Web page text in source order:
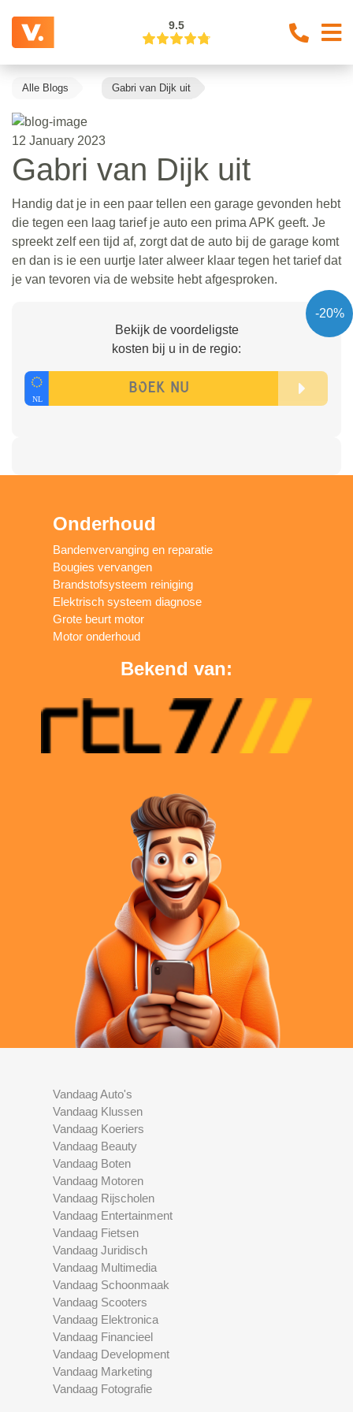
9.5
Alle Blogs Gabri van Dijk uit
12 January 2023
Gabri van Dijk uit
Handig dat je in een paar tellen een garage gevonden hebt
die tegen een laag tarief je auto een prima APK geeft. Je
spreekt zelf een tijd af, zorgt dat de auto bij de garage komt
en dan is ie een uurtje later alweer klaar tegen het tarief dat
je van tevoren via de website hebt afgesproken.
-20%
Bekijk de voordeligste
kosten bij u in de regio:
Onderhoud
Bandenvervanging en reparatie
Bougies vervangen
Brandstofsysteem reiniging
Elektrisch systeem diagnose
Grote beurt motor
Motor onderhoud
Bekend van:
Vandaag Auto's
Vandaag Klussen
Vandaag Koeriers
Vandaag Beauty
Vandaag Boten
Vandaag Motoren
Vandaag Rijscholen
Vandaag Entertainment
Vandaag Fietsen
Vandaag Juridisch
Vandaag Multimedia
Vandaag Schoonmaak
Vandaag Scooters
Vandaag Elektronica
Vandaag Financieel
Vandaag Development
Vandaag Marketing
Vandaag Fotografie